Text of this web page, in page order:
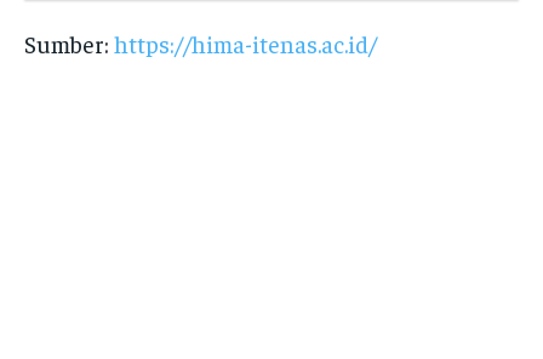
Sumber: https://hima-itenas.ac.id/